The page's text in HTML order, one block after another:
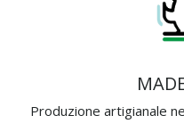
Produzione artigianale